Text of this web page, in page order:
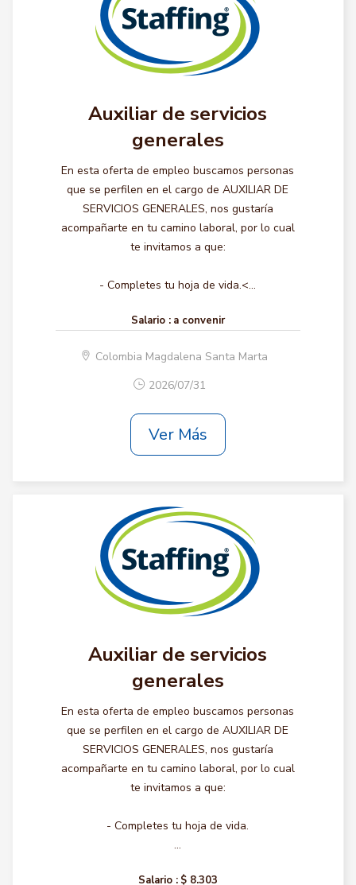
Auxiliar de servicios
generales
En esta oferta de empleo buscamos personas
que se perfilen en el cargo de AUXILIAR DE
SERVICIOS GENERALES, nos gustaría
acompañarte en tu camino laboral, por lo cual
te invitamos a que:
- Completes tu hoja de vida.<...
Salario : a convenir
Colombia Magdalena Santa Marta
2026/07/31
Ver Más
Auxiliar de servicios
generales
En esta oferta de empleo buscamos personas
que se perfilen en el cargo de AUXILIAR DE
SERVICIOS GENERALES, nos gustaría
acompañarte en tu camino laboral, por lo cual
te invitamos a que:
- Completes tu hoja de vida.
...
Salario : $ 8.303